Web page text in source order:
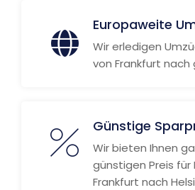
Europaweite
Wir erledigen
von Frankfurt nach
Günstige
Wir bieten Ihnen
günstigen Preis für
Frankfurt nach